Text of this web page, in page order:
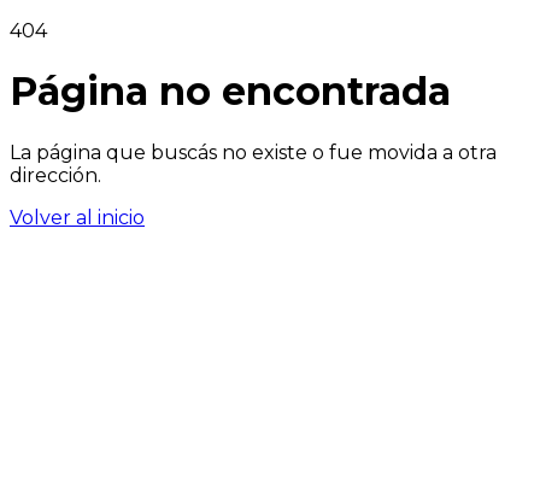
404
Página no encontrada
La página que buscás no existe o fue movida a otra
dirección.
Volver al inicio